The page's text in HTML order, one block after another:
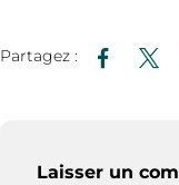
Partagez :
Laisser un